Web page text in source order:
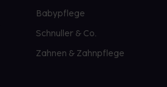
Babypflege
Schnuller & Co.
Zahnen & Zahnpflege